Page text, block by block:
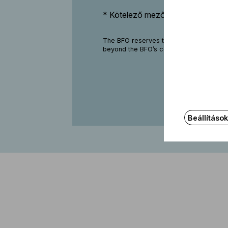
* Kötelező mezők
The BFO reserves the right to make
beyond the BFO’s control, at some